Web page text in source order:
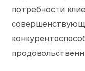
потребности